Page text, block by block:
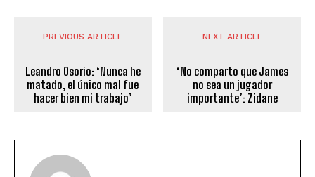
PREVIOUS ARTICLE
Leandro Osorio: ‘Nunca he
matado, el único mal fue
hacer bien mi trabajo’
NEXT ARTICLE
‘No comparto que James
no sea un jugador
importante’: Zidane